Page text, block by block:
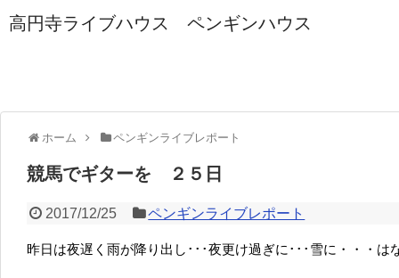
高円寺ライブハウス ペンギンハウス
ホーム ペンギンライブレポート
競馬でギターを ２５日
2017/12/25 ペンギンライブレポート
昨日は夜遅く雨が降り出し･･･夜更け過ぎに･･･雪に・・・は